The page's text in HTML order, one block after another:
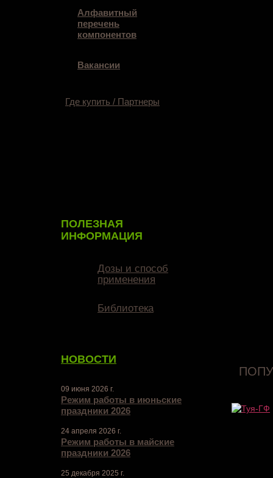
Алфавитный
перечень
компонентов
Вакансии
Где купить / Партнеры
ПОЛЕЗНАЯ
ИНФОРМАЦИЯ
Дозы и способ
применения
Библиотека
НОВОСТИ
09 июня 2026 г.
Режим работы в июньские
праздники 2026
24 апреля 2026 г.
Режим работы в майские
праздники 2026
25 декабря 2025 г.